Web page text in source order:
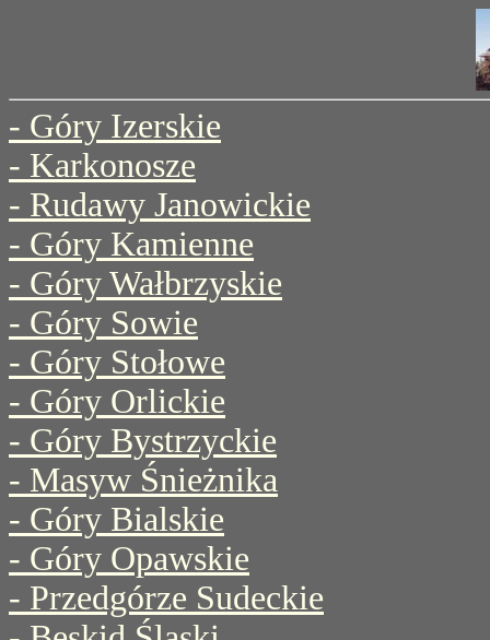
- Góry Izerskie
- Karkonosze
- Rudawy Janowickie
- Góry Kamienne
- Góry Wałbrzyskie
- Góry Sowie
- Góry Stołowe
- Góry Orlickie
- Góry Bystrzyckie
- Masyw Śnieżnika
- Góry Bialskie
- Góry Opawskie
- Przedgórze Sudeckie